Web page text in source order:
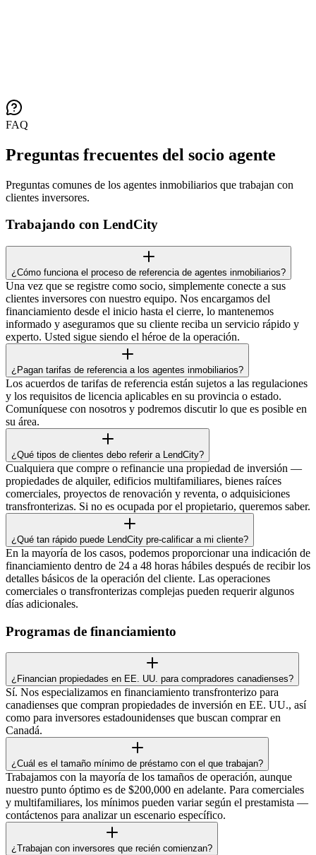
FAQ
Preguntas frecuentes del socio agente
Preguntas comunes de los agentes inmobiliarios que trabajan con
clientes inversores.
Trabajando con LendCity
¿Cómo funciona el proceso de referencia de agentes inmobiliarios?
Una vez que se registre como socio, simplemente conecte a sus
clientes inversores con nuestro equipo. Nos encargamos del
financiamiento desde el inicio hasta el cierre, lo mantenemos
informado y aseguramos que su cliente reciba un servicio rápido y
experto. Usted sigue siendo el héroe de la operación.
¿Pagan tarifas de referencia a los agentes inmobiliarios?
Los acuerdos de tarifas de referencia están sujetos a las regulaciones
y los requisitos de licencia aplicables en su provincia o estado.
Comuníquese con nosotros y podremos discutir lo que es posible en
su área.
¿Qué tipos de clientes debo referir a LendCity?
Cualquiera que compre o refinancie una propiedad de inversión —
propiedades de alquiler, edificios multifamiliares, bienes raíces
comerciales, proyectos de renovación y reventa, o adquisiciones
transfronterizas. Si no es ocupada por el propietario, queremos saber.
¿Qué tan rápido puede LendCity pre-calificar a mi cliente?
En la mayoría de los casos, podemos proporcionar una indicación de
financiamiento dentro de 24 a 48 horas hábiles después de recibir los
detalles básicos de la operación del cliente. Las operaciones
comerciales o transfronterizas complejas pueden requerir algunos
días adicionales.
Programas de financiamiento
¿Financian propiedades en EE. UU. para compradores canadienses?
Sí. Nos especializamos en financiamiento transfronterizo para
canadienses que compran propiedades de inversión en EE. UU., así
como para inversores estadounidenses que buscan comprar en
Canadá.
¿Cuál es el tamaño mínimo de préstamo con el que trabajan?
Trabajamos con la mayoría de los tamaños de operación, aunque
nuestro punto óptimo es de $200,000 en adelante. Para comerciales
y multifamiliares, los mínimos pueden variar según el prestamista —
contáctenos para analizar un escenario específico.
¿Trabajan con inversores que recién comienzan?